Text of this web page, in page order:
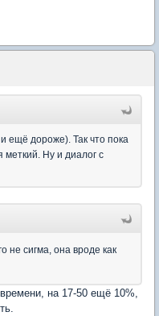
ещё дороже). Так что пока
меткий. Ну и диалог с
не сигма, она вроде как
на 17-50 ещё 10%,